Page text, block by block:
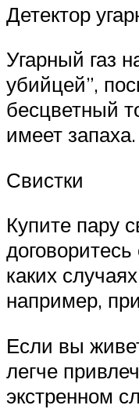
Детектор
Угарный газ
убийцей”,
бесцветный
имеет запаха.
Свистки
Купите пару
каких
например,
Если вы
легче
экстренном